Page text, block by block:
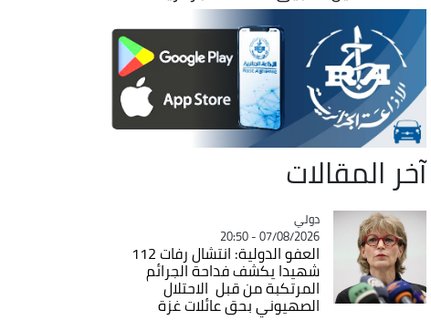
آخر المقالات
Catégorie
دولي
07/08/2026 - 20:50
العفو الدولية: انتشال رفات 112
شهيدا يكشف فداحة الجرائم
المرتكبة من قبل الاحتلال
الصهيوني بحق عائلات غزة